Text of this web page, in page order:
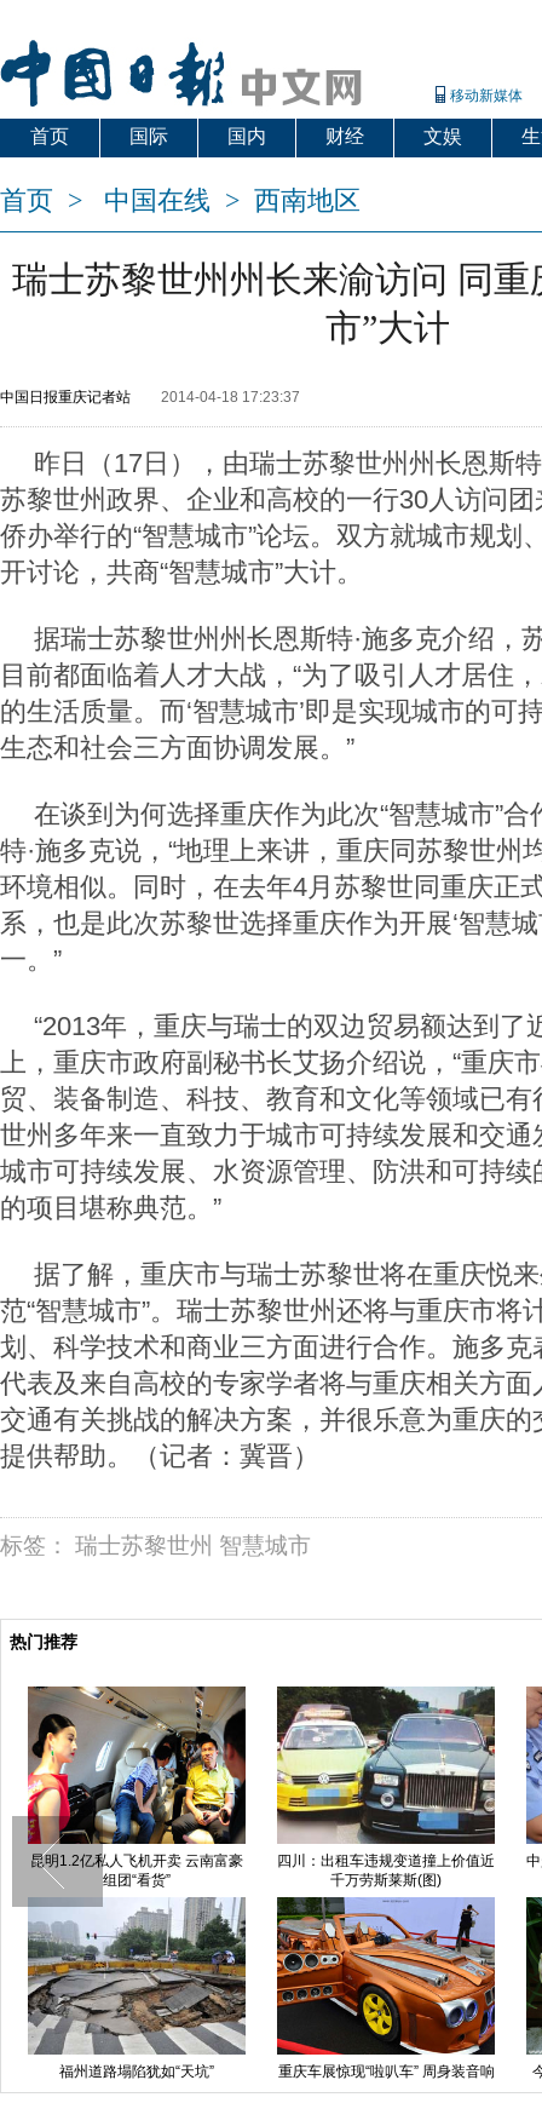
移动新媒体
首页 国际 国内 财经 文娱
首页 > 中国在线 > 西南地区
瑞士苏黎世州州长来渝访问 同重
市”大计
中国日报重庆记者站 2014-04-18 17:23:37
昨日（17日），由瑞士苏黎世州州长恩斯
苏黎世州政界、企业和高校的一行30人访问
侨办举行的“智慧城市”论坛。双方就城市规划
开讨论，共商“智慧城市”大计。
据瑞士苏黎世州州长恩斯特·施多克介绍，
目前都面临着人才大战，“为了吸引人才居住
的生活质量。而‘智慧城市’即是实现城市的可
生态和社会三方面协调发展。”
在谈到为何选择重庆作为此次“智慧城市”
特·施多克说，“地理上来讲，重庆同苏黎世州
环境相似。同时，在去年4月苏黎世同重庆正
系，也是此次苏黎世选择重庆作为开展‘智慧
一。”
“2013年，重庆与瑞士的双边贸易额达到了
上，重庆市政府副秘书长艾扬介绍说，“重庆
贸、装备制造、科技、教育和文化等领域已
世州多年来一直致力于城市可持续发展和交
城市可持续发展、水资源管理、防洪和可持
的项目堪称典范。”
据了解，重庆市与瑞士苏黎世将在重庆悦
范“智慧城市”。瑞士苏黎世州还将与重庆市将
划、科学技术和商业三方面进行合作。施多
代表及来自高校的专家学者将与重庆相关方
交通有关挑战的解决方案，并很乐意为重庆
提供帮助。（记者：冀晋）
标签： 瑞士苏黎世州 智慧城市
热门推荐
昆明1.2亿私人飞机开卖 云南富豪
组团“看货”
四川：出租车违规变道撞上价值近
千万劳斯莱斯(图)
福州道路塌陷犹如“天坑”
重庆车展惊现“啦叭车” 周身装音响
造形古怪